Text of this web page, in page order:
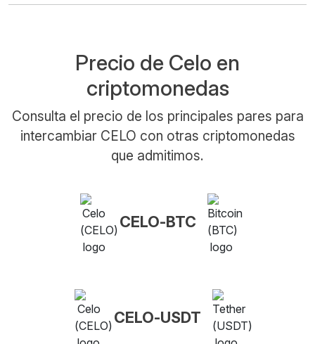
Precio de Celo en
criptomonedas
Consulta el precio de los principales pares para
intercambiar CELO con otras criptomonedas
que admitimos.
CELO-BTC
CELO-USDT